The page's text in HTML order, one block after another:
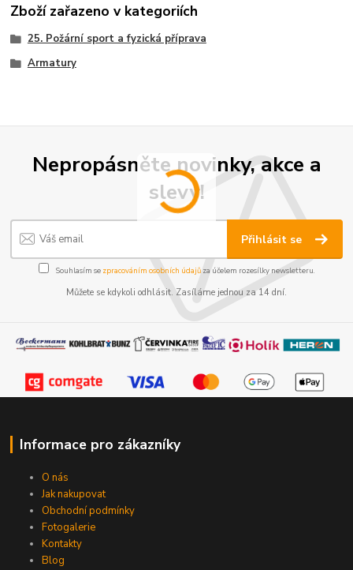
Zboží zařazeno v kategoriích
25. Požární sport a fyzická příprava
Armatury
Nepropásněte novinky, akce a
slevy!
Přihlásit se
Souhlasím se zpracováním osobních údajůza účelem rozesílky newsletteru.
Můžete se kdykoli odhlásit. Zasíláme jednou za 14 dní.
Informace pro zákazníky
O nás
Jak nakupovat
Obchodní podmínky
Fotogalerie
Kontakty
Blog